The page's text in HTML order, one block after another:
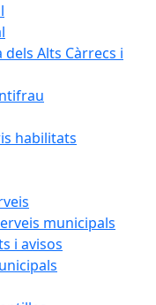
Alts Càrrecs i
habilitats
municipals
i avisos